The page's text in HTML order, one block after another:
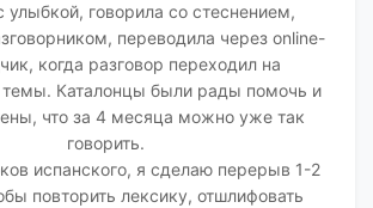
улыбкой, говорила со стеснением,
переводила через online-
когда разговор переходил на
темы. Каталонцы были рады помочь и
что за 4 месяца можно уже так
говорить.
испанского, я сделаю перерыв 1-2
повторить лексику, отшлифовать